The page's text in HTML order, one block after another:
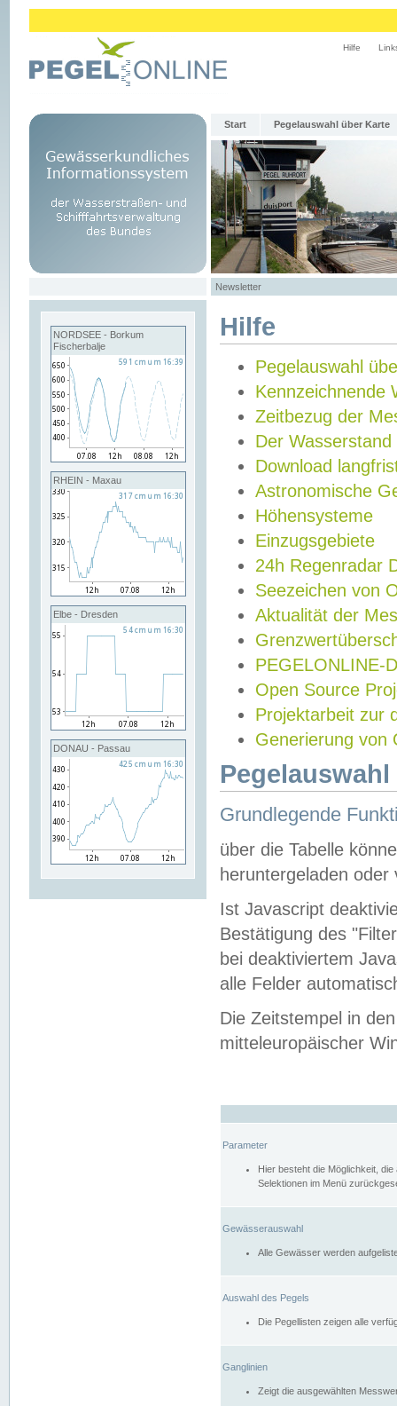
Hilfe
Start Pegelauswahl über Karte
Newsletter
NORDSEE - Borkum
Fischerbalje
RHEIN - Maxau
Elbe - Dresden
DONAU - Passau
Hilfe
Pegelauswahl
Kennzeichnende
Zeitbezug der
Der Wasserstand
Download
Astronomische
Höhensysteme
Einzugsgebiete
24h Regenradar
Seezeichen von
Aktualität der
PEGELONLINE-
Open Source
Projektarbeit zur
Generierung von
Grundlegende
über die Tabelle
heruntergeladen oder
Ist Javascript
Bestätigung des
bei deaktiviertem
alle Felder
Die Zeitstempel in
mitteleuropäischer
Parameter
Hier besteht die Möglichkeit,
Selektionen im Menü
Gewässerauswahl
Alle Gewässer werden
Auswahl des Pegels
Die Pegellisten zeigen alle
Ganglinien
Zeigt die ausgewählten